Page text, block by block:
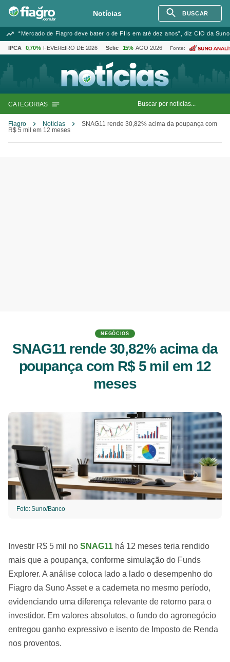
Notícias BUSCAR
“Mercado de Fiagro deve bater o de FIIs em até dez anos”, diz CIO da
IPCA 0,70% FEVEREIRO DE 2026 Selic 15% AGO 2026 Fonte:
CATEGORIAS
Fiagro Notícias
SNAG11 rende 30,82% acima da poupança com
R$ 5 mil em 12 meses
NEGÓCIOS
SNAG11 rende 30,82% acima da
poupança com R$ 5 mil em 12
meses
Foto: Suno/Banco
Investir R$ 5 mil no SNAG11 há 12 meses teria rendido
mais que a poupança, conforme simulação do Funds
Explorer. A análise coloca lado a lado o desempenho do
Fiagro da Suno Asset e a caderneta no mesmo período,
evidenciando uma diferença relevante de retorno para o
investidor. Em valores absolutos, o fundo do agronegócio
entregou ganho expressivo e isento de Imposto de Renda
nos proventos.